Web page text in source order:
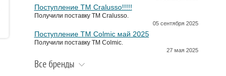
Поступление TM Cralusso!!!!!
Получили поставку ТМ Cralusso.
05 сентября 2025
Поступление TM Colmic май 2025
Получили поставку ТМ Colmic.
27 мая 2025
Все бренды